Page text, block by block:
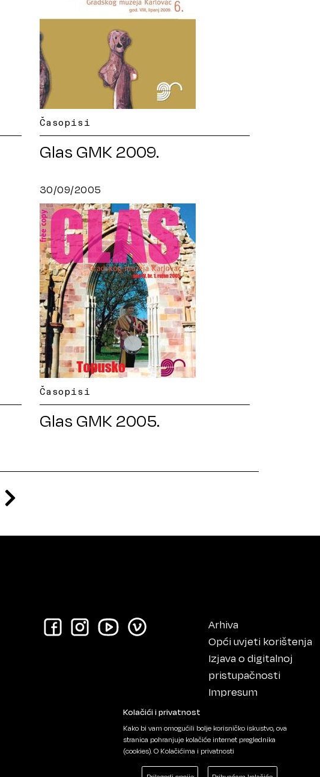
Časopisi
Glas GMK 2009.
30/09/2005
Časopisi
Glas GMK 2005.
Arhiva
Opći uvjeti korištenja
Izjava o digitalnoj
pristupačnosti
Impresum
Kolačići i privatnost
Kako bi vam omogućili bolje korisničko iskustvo, ova
stranica pohranjuje kolačiće internet preglednika
(cookies).O Kolačićima i privatnosti